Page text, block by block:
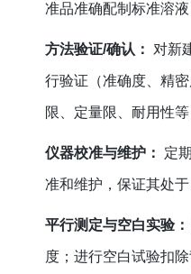
准品准确配制标准溶液
方法验证/确认： 对新
行验证（准确度、精
限、定量限、耐用性
仪器校准与维护： 定
准和维护，保证其处于
平行测定与空白实验：
度；进行空白试验扣除